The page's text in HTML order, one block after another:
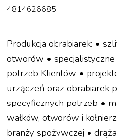
4814626685
Produkcja obrabiarek: •
otworów •
potrzeb Klientów •
urządzeń oraz obrabiarek
specyficznych potrzeb •
wałków, otworów i
branży spożywczej •